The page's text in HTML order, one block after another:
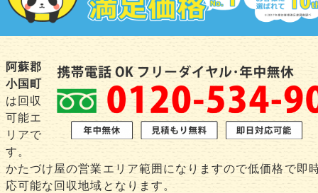
阿蘇郡
小国町
は回収
可能エ
リアで
す。
かたづけ屋の営業エリア範囲になりますので低価格で即
応可能な回収地域となります。